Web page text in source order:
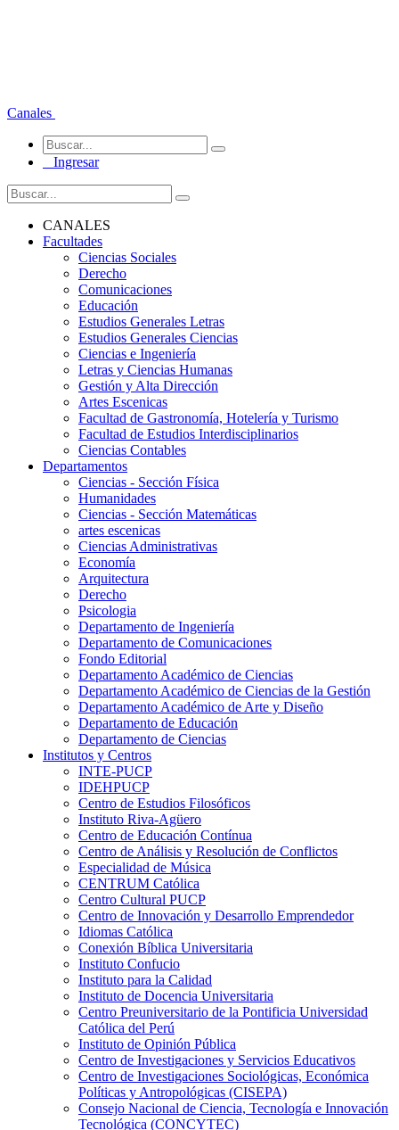
Canales
Ingresar
CANALES
Facultades
Ciencias Sociales
Derecho
Comunicaciones
Educación
Estudios Generales Letras
Estudios Generales Ciencias
Ciencias e Ingeniería
Letras y Ciencias Humanas
Gestión y Alta Dirección
Artes Escenicas
Facultad de Gastronomía, Hotelería y Turismo
Facultad de Estudios Interdisciplinarios
Ciencias Contables
Departamentos
Ciencias - Sección Física
Humanidades
Ciencias - Sección Matemáticas
artes escenicas
Ciencias Administrativas
Economía
Arquitectura
Derecho
Psicologia
Departamento de Ingeniería
Departamento de Comunicaciones
Fondo Editorial
Departamento Académico de Ciencias
Departamento Académico de Ciencias de la Gestión
Departamento Académico de Arte y Diseño
Departamento de Educación
Departamento de Ciencias
Institutos y Centros
INTE-PUCP
IDEHPUCP
Centro de Estudios Filosóficos
Instituto Riva-Agüero
Centro de Educación Contínua
Centro de Análisis y Resolución de Conflictos
Especialidad de Música
CENTRUM Católica
Centro Cultural PUCP
Centro de Innovación y Desarrollo Emprendedor
Idiomas Católica
Conexión Bíblica Universitaria
Instituto Confucio
Instituto para la Calidad
Instituto de Docencia Universitaria
Centro Preuniversitario de la Pontificia Universidad
Católica del Perú
Instituto de Opinión Pública
Centro de Investigaciones y Servicios Educativos
Centro de Investigaciones Sociológicas, Económica
Políticas y Antropológicas (CISEPA)
Consejo Nacional de Ciencia, Tecnología e Innovación
Tecnológica (CONCYTEC)